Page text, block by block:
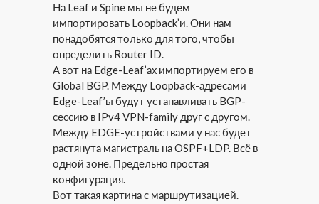
На Leaf и Spine мы не будем
импортировать Loopback’и. Они нам
понадобятся только для того, чтобы
определить Router ID.
А вот на Edge-Leaf’ах импортируем его в
Global BGP. Между Loopback-адресами
Edge-Leaf’ы будут устанавливать BGP-
сессию в IPv4 VPN-family друг с другом.
Между EDGE-устройствами у нас будет
растянута магистраль на OSPF+LDP. Всё в
одной зоне. Предельно простая
конфигурация.
Вот такая картина с маршрутизацией.